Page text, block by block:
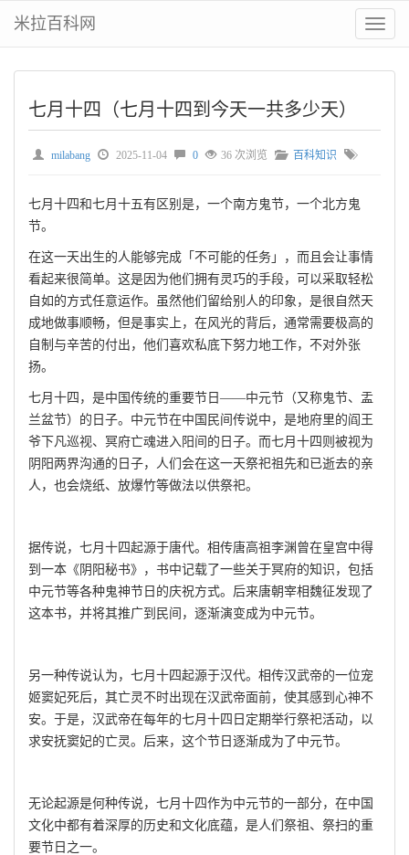
切
换
菜
米拉百科网
七月十四（七月十四到今天一共多少天）
milabang 2025-11-04 0 36 次浏览 百科知识
七月十四和七月十五有区别是，一个南方鬼节，一个北方鬼
节。
在这一天出生的人能够完成「不可能的任务」，而且会让事情
看起来很简单。这是因为他们拥有灵巧的手段，可以采取轻松
自如的方式任意运作。虽然他们留给别人的印象，是很自然天
成地做事顺畅，但是事实上，在风光的背后，通常需要极高的
自制与辛苦的付出，他们喜欢私底下努力地工作，不对外张
扬。
七月十四，是中国传统的重要节日——中元节（又称鬼节、盂
兰盆节）的日子。中元节在中国民间传说中，是地府里的阎王
爷下凡巡视、冥府亡魂进入阳间的日子。而七月十四则被视为
阴阳两界沟通的日子，人们会在这一天祭祀祖先和已逝去的亲
人，也会烧纸、放爆竹等做法以供祭祀。
据传说，七月十四起源于唐代。相传唐高祖李渊曾在皇宫中得
到一本《阴阳秘书》，书中记载了一些关于冥府的知识，包括
中元节等各种鬼神节日的庆祝方式。后来唐朝宰相魏征发现了
这本书，并将其推广到民间，逐渐演变成为中元节。
另一种传说认为，七月十四起源于汉代。相传汉武帝的一位宠
姬窦妃死后，其亡灵不时出现在汉武帝面前，使其感到心神不
安。于是，汉武帝在每年的七月十四日定期举行祭祀活动，以
求安抚窦妃的亡灵。后来，这个节日逐渐成为了中元节。
无论起源是何种传说，七月十四作为中元节的一部分，在中国
文化中都有着深厚的历史和文化底蕴，是人们祭祖、祭扫的重
要节日之一。